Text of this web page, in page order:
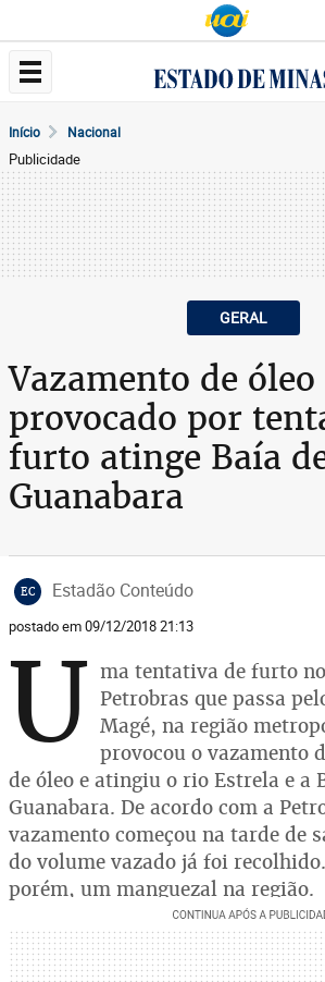
Início Nacional
Publicidade
GERAL
Vazamento de óleo
provocado por
furto atinge Baía
Guanabara
EC Estadão Conteúdo
postado em 09/12/2018 21:13
U ma tentativa de furto
Petrobras que passa
Magé, na região
provocou o vazamento
de óleo e atingiu o rio Estrela e a
Guanabara. De acordo com a
vazamento começou na tarde de
do volume vazado já foi
porém, um manguezal na região.